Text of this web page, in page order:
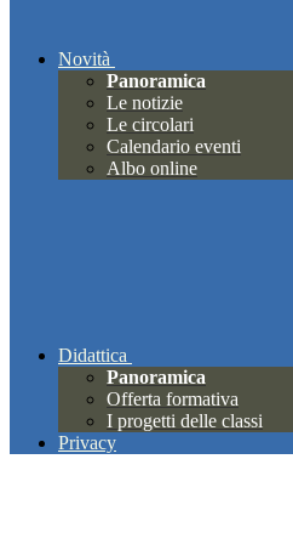
Novità
Panoramica
Le notizie
Le circolari
Calendario eventi
Albo online
Didattica
Panoramica
Offerta formativa
I progetti delle classi
Privacy